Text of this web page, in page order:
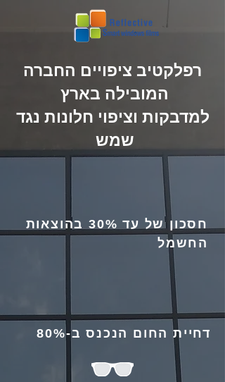
רפלקטיב ציפויים החברה
המובילה בארץ
למדבקות וציפוי חלונות נגד
שמש
חסכון של עד 30% בהוצאות
החשמל
דחיית החום הנכנס ב-80%